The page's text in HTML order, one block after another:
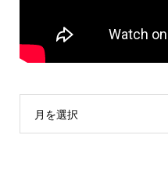
月を選択